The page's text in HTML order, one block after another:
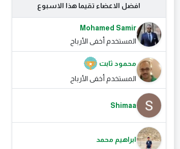
افضل الاعضاء تقيما هذا الاسبوع
Mohamed Samir
المستخدم أخفى الأرباح
محمود ثابت
المستخدم أخفى الأرباح
Shimaa
ابراهيم محمد